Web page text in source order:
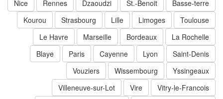
Basse-terre
St.-Benoit
Dzaoudzi
Rennes
Nice
Toulouse
Limoges
Strasbourg
Kourou
La Rochelle
Bordeaux
Marseille
Le Havre
Saint-Denis
Lyon
Cayenne
Paris
Blaye
Yssingeaux
Wissembourg
Vouziers
Vitry-le-Francois
Villeneuve-sur-Lot